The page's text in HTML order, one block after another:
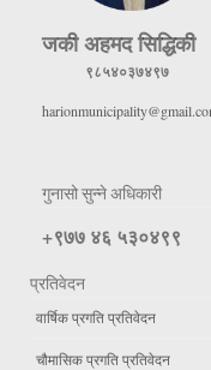
जकी अहमद सिद्धिकी
९८५४०३७४९७
गुनासो सुन्ने अधिकारी
+९७७ ४६ ५३०४९९
प्रतिवेदन
वार्षिक प्रगति प्रतिवेदन
चौमासिक प्रगति प्रतिवेदन